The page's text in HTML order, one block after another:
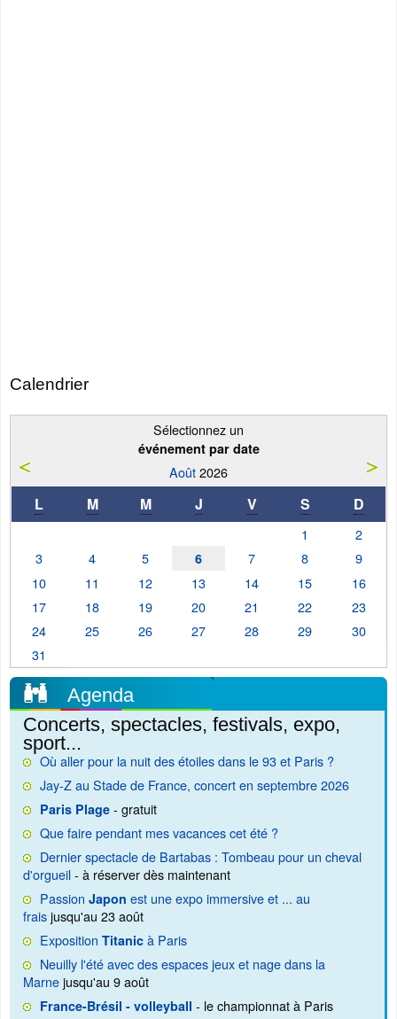
Calendrier
Sélectionnez un
événement par date
Août2026
L M M J V S D
1
2
3
4 5 6 7 8
9
10
11 12 13 14 15
16
17
18 19 20 21 22
23
24
25 26 27 28 29
30
31
Agenda
Concerts, spectacles, festivals, expo,
sport...
Où aller pour la nuit des étoiles dans le 93 et Paris ?
Jay-Z au Stade de France, concert en septembre 2026
Paris Plage - gratuit
Que faire pendant mes vacances cet été ?
Dernier spectacle de Bartabas : Tombeau pour un cheval
d'orgueil- à réserver dès maintenant
Passion Japon est une expo immersive et ... au
fraisjusqu'au 23 août
Exposition Titanic à Paris
Neuilly l'été avec des espaces jeux et nage dans la
Marnejusqu'au 9 août
France-Brésil - volleyball - le championnat à Paris